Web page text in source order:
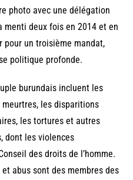
photo avec une délégation
menti deux fois en 2014 et en
pour un troisième mandat,
politique profonde.
burundais incluent les
les disparitions
les tortures et autres
dont les violences
des droits de l’homme.
abus sont des membres des